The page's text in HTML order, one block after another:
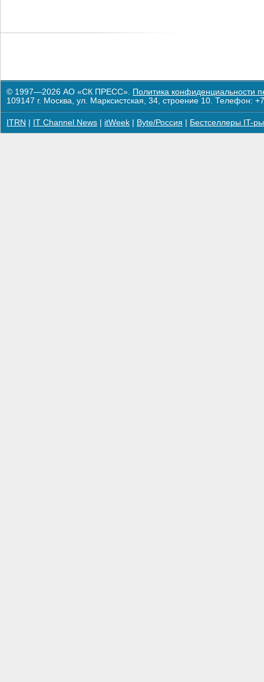
© 1997—2026 АО «СК ПРЕСС». Политика конфиденциальности
109147 г. Москва, ул. Марксистская, 34, строение 10. Телефон:
ITRN IT Channel News itWeek Byte/Россия Бестселлеры IT-